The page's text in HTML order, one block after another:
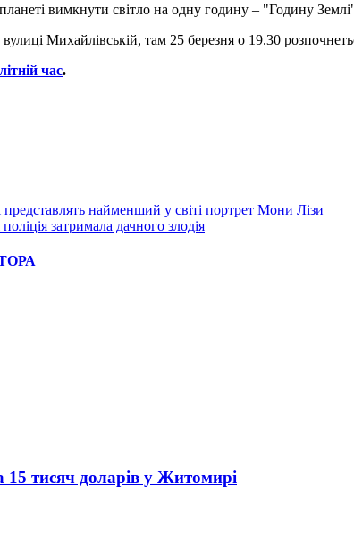
вимкнути світло на одну годину – "Годину
Михайлівській, там 25 березня о 19.30
час.
найменший у світі портрет Мони Лізи
затримала дачного злодія
15 тисяч доларів у Житомирі